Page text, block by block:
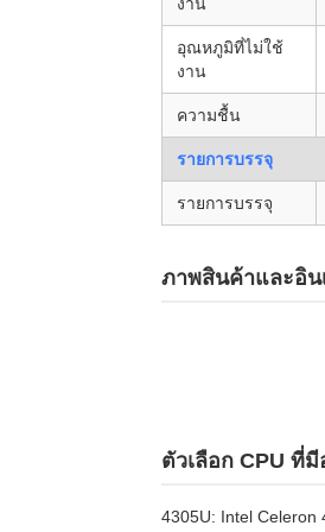
อุณหภูมิที่ไม่ใช้
งาน
ความชื้น
รายการบรรจุ
รายการบรรจุ
ภาพสินค้าและอิน